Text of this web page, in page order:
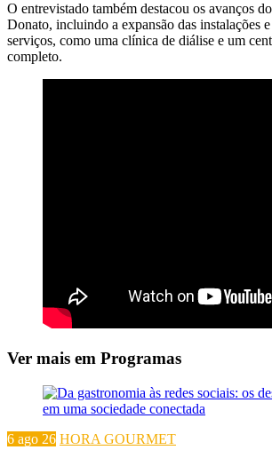
O entrevistado também destacou os avanços
Donato, incluindo a expansão das instalações
serviços, como uma clínica de diálise e um
completo.
Ver mais em Programas
6 ago 26 HORA GOURMET